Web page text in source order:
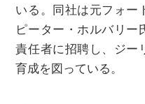
いる。同社は元フォー
ピーター・ホルバリー
責任者に招聘し、ジー
育成を図っている。